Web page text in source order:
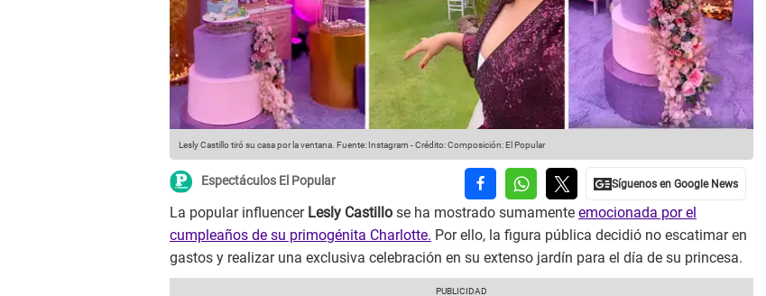
Lesly Castillo tiró su casa por la ventana. Fuente: Instagram -Crédito: Composición: El Popular
Espectáculos El Popular
La popular influencer Lesly Castillo se ha mostrado sumamente emocionada por el
cumpleaños de su primogénita Charlotte. Por ello, la figura pública decidió no escatimar en
gastos y realizar una exclusiva celebración en su extenso jardín para el día de su princesa.